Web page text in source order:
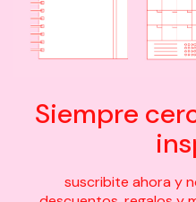
Siempre
suscribite ahora y